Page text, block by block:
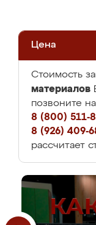
Цена
Стоимость
материалов
позвоните
8 (800) 511-
8 (926) 409-
рассчитает